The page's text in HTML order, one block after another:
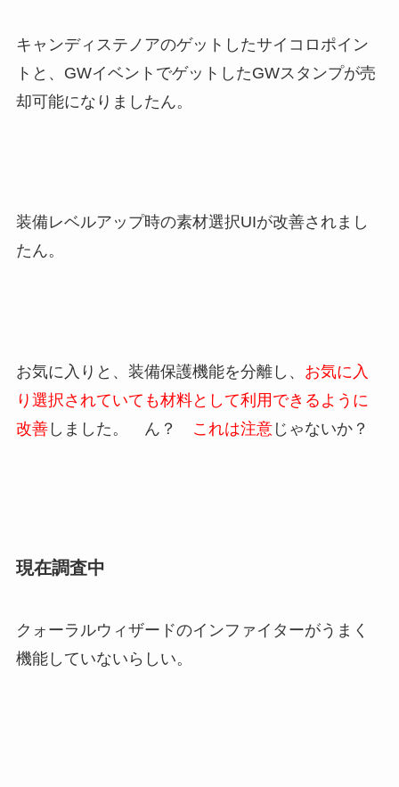
キャンディステノアのゲットしたサイコロポイン
トと、GWイベントでゲットしたGWスタンプが売
却可能になりましたん。
装備レベルアップ時の素材選択UIが改善されまし
たん。
お気に入りと、装備保護機能を分離し、 お気に入
り選択されていても材料として利用できるように
改善しました。 ん？ これは注意じゃないか？
現在調査中
クォーラルウィザードのインファイターがうまく
機能していないらしい。